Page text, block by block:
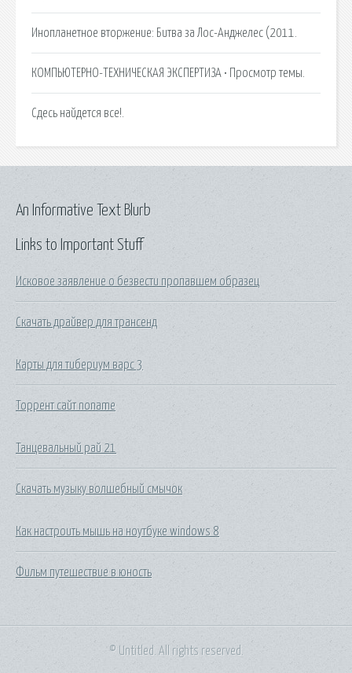
Инопланетное вторжение: Битва за Лос-Анджелес (2011.
КОМПЬЮТЕРНО-ТЕХНИЧЕСКАЯ ЭКСПЕРТИЗА • Просмотр темы.
Сдесь найдется все!.
Links to Important Stuff
Исковое заявление о безвести пропавшем образец
Скачать драйвер для трансенд
Карты для тибериум варс 3
Торрент сайт noname
Танцевальный рай 21
Скачать музыку волшебный смычок
Как настроить мышь на ноутбуке windows 8
Фильм путешествие в юность
An Informative Text Blurb
© Untitled. All rights reserved.